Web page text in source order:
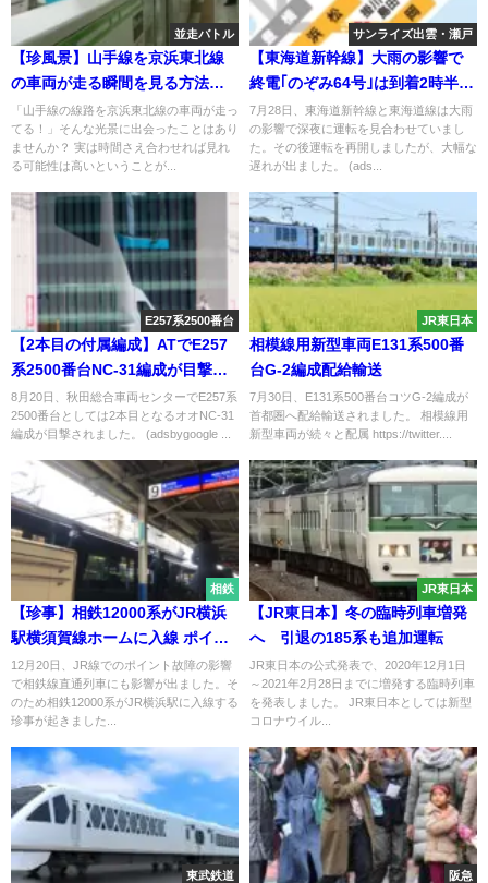
並走バトル
【珍風景】山手線を京浜東北線
の車両が走る瞬間を見る方法
京浜東北線同士が並走バトル
東京に来たら一度は見たい
「山手線の線路を京浜東北線の車両が走っ
てる！」そんな光景に出会ったことはあり
ませんか？ 実は時間さえ合わせれば見れ
る可能性は高いということが...
サンライズ出雲・瀬戸
【東海道新幹線】大雨の影響で
終電｢のぞみ64号｣は到着2時半に
静岡-小田原30分で回復運転 サン
ライズはたどり着けず名古屋で
運転打ち切り
7月28日、東海道新幹線と東海道線は大雨
の影響で深夜に運転を見合わせていまし
た。その後運転を再開しましたが、大幅な
遅れが出ました。 (ads...
E257系2500番台
【2本目の付属編成】ATでE257
系2500番台NC-31編成が目撃さ
れる 500番台NB-06編成から改造
8月20日、秋田総合車両センターでE257系
2500番台としては2本目となるオオNC-31
編成が目撃されました。 (adsbygoogle ...
JR東日本
相模線用新型車両E131系500番
台G-2編成配給輸送
7月30日、E131系500番台コツG-2編成が
首都圏へ配給輸送されました。 相模線用
新型車両が続々と配属 https://twitter....
相鉄
【珍事】相鉄12000系がJR横浜
駅横須賀線ホームに入線 ポイン
ト故障で相鉄線に入れず
12月20日、JR線でのポイント故障の影響
で相鉄線直通列車にも影響が出ました。そ
のため相鉄12000系がJR横浜駅に入線する
珍事が起きました...
JR東日本
【JR東日本】冬の臨時列車増発
へ 引退の185系も追加運転
JR東日本の公式発表で、2020年12月1日
～2021年2月28日までに増発する臨時列車
を発表しました。 JR東日本としては新型
コロナウイル...
東武鉄道 阪急